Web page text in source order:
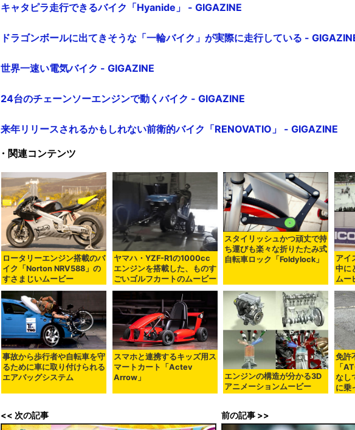
キャタピラ走行できるバイク「Hyanide」 - GIGAZINE
ドラゴンボールに出てきそうな「一輪バイク」が実際に走行している -
世界一速い電気バイク - GIGAZINE
24台のチェーンソーエンジンで動くバイク - GIGAZINE
来年リリースされるかもしれない前衛的バイク「RENOVATIO」 - GIGAZINE
・関連コンテンツ
ロータリーエンジン搭載のバ
イク「Norton NRV588」の
すさまじいムービー
ヤマハ・YZF-R1の1000cc
エンジンを搭載した、ものす
ごいゴルフカートのムービー
スタイリッシュかつ頑丈で持
ち運びも楽々な折りたたみ式
自転車ロック「Foldylock」
アイ
中に
ムー
事故から歩行者や自転車を守
るために車に取り付けられる
エアバッグシステム
スマホと連携するキッズ用ス
マートカート「Actev
Arrow」
エンジンの構造が分かる3D
アニメーションムービー
免許
「
なし
に乗
<< 次の記事 前の記事 >>